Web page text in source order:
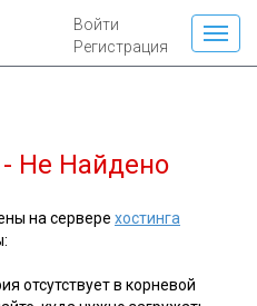
Войти
Регистрация
Не Найдено
на сервере хостинга
отсутствует в корневой